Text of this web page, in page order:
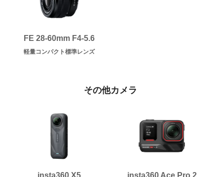
FE 28-60mm F4-5.6
軽量コンパクト標準レンズ
その他カメラ